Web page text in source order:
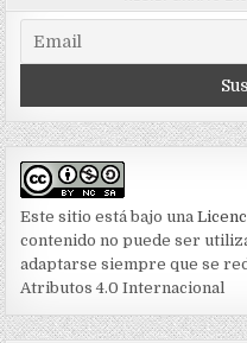
Este sitio está bajo una
contenido no puede ser
adaptarse siempre que se
Atributos 4.0 Internacional